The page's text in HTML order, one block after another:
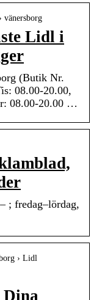
vänersborg
Lidl i
(Butik Nr.
08.00-20.00,
08.00-20.00 …
; fredag–lördag,
› Lidl
Dina